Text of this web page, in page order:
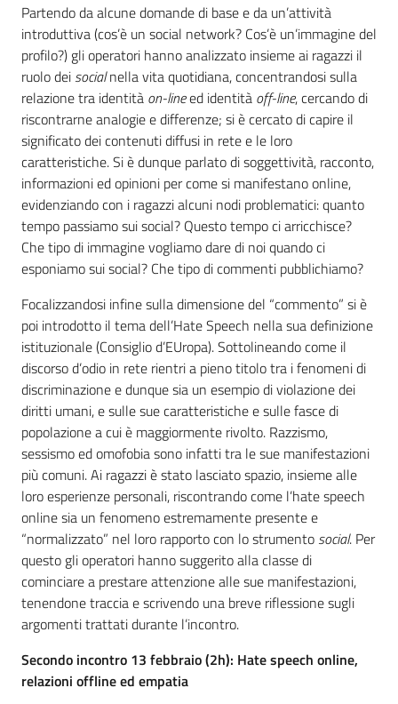
Partendo da alcune domande di base e da un’attività
introduttiva (cos’è un social network? Cos’è un’immagine del
profilo?) gli operatori hanno analizzato insieme ai ragazzi il
ruolo dei socialnella vita quotidiana, concentrandosi sulla
relazione tra identità on-lineed identità off-line, cercando di
riscontrarne analogie e differenze; si è cercato di capire il
significato dei contenuti diffusi in rete e le loro
caratteristiche. Si è dunque parlato di soggettività, racconto,
informazioni ed opinioni per come si manifestano online,
evidenziando con i ragazzi alcuni nodi problematici: quanto
tempo passiamo sui social? Questo tempo ci arricchisce?
Che tipo di immagine vogliamo dare di noi quando ci
esponiamo sui social? Che tipo di commenti pubblichiamo?
Focalizzandosi infine sulla dimensione del “commento” si è
poi introdotto il tema dell’Hate Speech nella sua definizione
istituzionale (Consiglio d’EUropa). Sottolineando come il
discorso d’odio in rete rientri a pieno titolo tra i fenomeni di
discriminazione e dunque sia un esempio di violazione dei
diritti umani, e sulle sue caratteristiche e sulle fasce di
popolazione a cui è maggiormente rivolto. Razzismo,
sessismo ed omofobia sono infatti tra le sue manifestazioni
più comuni. Ai ragazzi è stato lasciato spazio, insieme alle
loro esperienze personali, riscontrando come l’hate speech
online sia un fenomeno estremamente presente e
“normalizzato” nel loro rapporto con lo strumento social. Per
questo gli operatori hanno suggerito alla classe di
cominciare a prestare attenzione alle sue manifestazioni,
tenendone traccia e scrivendo una breve riflessione sugli
argomenti trattati durante l’incontro.
Secondo incontro 13 febbraio (2h): Hate speech online,
relazioni offline ed empatia